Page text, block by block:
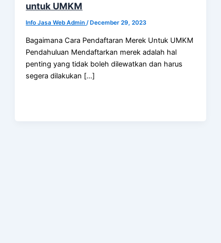
untuk UMKM
Info Jasa Web Admin/ December 29, 2023
Bagaimana Cara Pendaftaran Merek Untuk UMKM
Pendahuluan Mendaftarkan merek adalah hal
penting yang tidak boleh dilewatkan dan harus
segera dilakukan […]